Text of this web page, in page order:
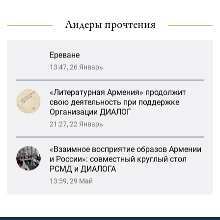
Лидеры прочтения
карабахских соотечественников в
«Литературная Армения» продолжит
свою деятельность при поддержке
Организации ДИАЛОГ
21:27, 22 Январь
«Взаимное восприятие образов Армении
и России»: совместный круглый стол
РСМД и ДИАЛОГА
13:59, 29 Май
Возрождение Степанакертского русского
Ереване